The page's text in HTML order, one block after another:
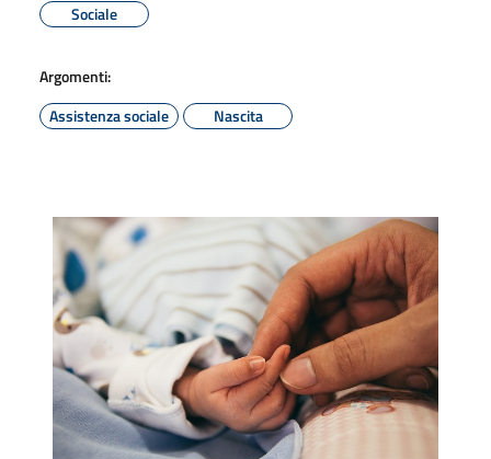
Sociale
Argomenti:
Assistenza sociale
Nascita